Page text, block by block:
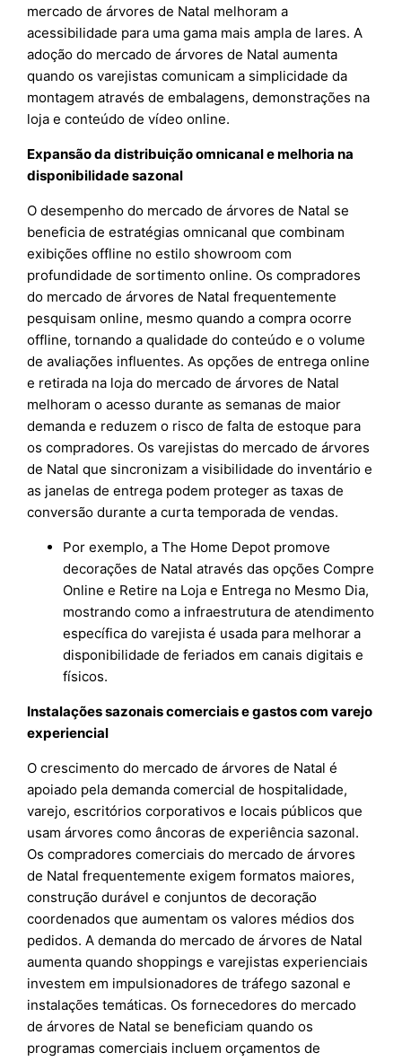
mercado de árvores de Natal melhoram a
acessibilidade para uma gama mais ampla de lares. A
adoção do mercado de árvores de Natal aumenta
quando os varejistas comunicam a simplicidade da
montagem através de embalagens, demonstrações na
loja e conteúdo de vídeo online.
Expansão da distribuição omnicanal e melhoria na
disponibilidade sazonal
O desempenho do mercado de árvores de Natal se
beneficia de estratégias omnicanal que combinam
exibições offline no estilo showroom com
profundidade de sortimento online. Os compradores
do mercado de árvores de Natal frequentemente
pesquisam online, mesmo quando a compra ocorre
offline, tornando a qualidade do conteúdo e o volume
de avaliações influentes. As opções de entrega online
e retirada na loja do mercado de árvores de Natal
melhoram o acesso durante as semanas de maior
demanda e reduzem o risco de falta de estoque para
os compradores. Os varejistas do mercado de árvores
de Natal que sincronizam a visibilidade do inventário e
as janelas de entrega podem proteger as taxas de
conversão durante a curta temporada de vendas.
Por exemplo, a The Home Depot promove
decorações de Natal através das opções Compre
Online e Retire na Loja e Entrega no Mesmo Dia,
mostrando como a infraestrutura de atendimento
específica do varejista é usada para melhorar a
disponibilidade de feriados em canais digitais e
físicos.
Instalações sazonais comerciais e gastos com varejo
experiencial
O crescimento do mercado de árvores de Natal é
apoiado pela demanda comercial de hospitalidade,
varejo, escritórios corporativos e locais públicos que
usam árvores como âncoras de experiência sazonal.
Os compradores comerciais do mercado de árvores
de Natal frequentemente exigem formatos maiores,
construção durável e conjuntos de decoração
coordenados que aumentam os valores médios dos
pedidos. A demanda do mercado de árvores de Natal
aumenta quando shoppings e varejistas experienciais
investem em impulsionadores de tráfego sazonal e
instalações temáticas. Os fornecedores do mercado
de árvores de Natal se beneficiam quando os
programas comerciais incluem orçamentos de